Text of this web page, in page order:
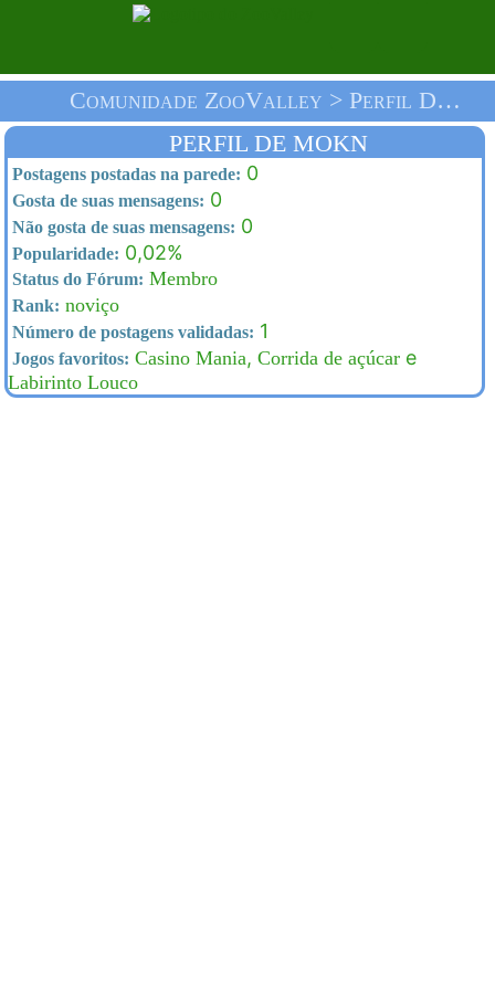
Comunidade ZooValley > Perfil De Mokn > Homepage
PERFIL DE MOKN
Postagens postadas na parede: 0
Gosta de suas mensagens: 0
Não gosta de suas mensagens: 0
Popularidade: 0,02%
Status do Fórum: Membro
Rank: noviço
Número de postagens validadas: 1
Jogos favoritos: Casino Mania,Corrida de açúcar e
Labirinto Louco